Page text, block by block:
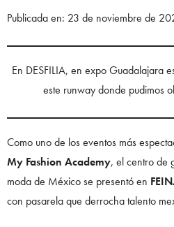
Publicada en: 23 de noviembre de
En DESFILIA, en expo Guadalajara
este runway donde pudimos
Como uno de los eventos más
My Fashion Academy, el centro de
moda de México se presentó en
con pasarela que derrocha talento